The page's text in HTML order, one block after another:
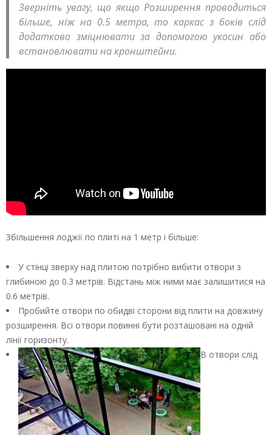
Зверніть увагу, що якщо Розширення проводиться
більше, ніж на 0.5 метра, то каркас з боків слід
додатково зміцнювати за допомогою укосин або
встановлювати на кронштейни.
Збільшення лоджії по плиті на 1 метр і більше:
У стінці зверху над плитою потрібно вибити отвори з
глибиною до 0.3 метрів. Відстань між ними має залишитися на
0.6 метрів.
Пробийте отвори по обидві сторони від плити на довжину
розширення. Всі отвори повинні бути розташовані на одній
лінії горизонту.
В отвори слід